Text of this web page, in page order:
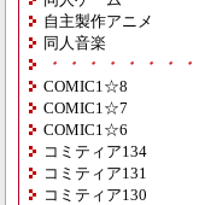
自主製作アニメ
同人音楽
・・・・・・・
COMIC1☆8
COMIC1☆7
COMIC1☆6
コミティア134
コミティア131
コミティア130